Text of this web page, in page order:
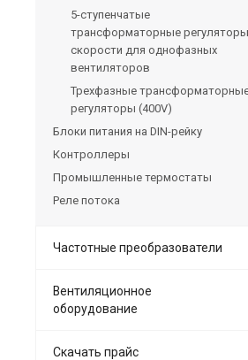
5-ступенчатые
трансформаторные регуляторы
скорости для однофазных
вентиляторов
Трехфазные
регуляторы (400V)
Блоки питания на DIN-рейку
Контроллеры
Промышленные термостаты
Реле потока
Частотные преобразователи
Вентиляционное
оборудование
Скачать прайс